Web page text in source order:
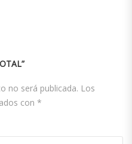
no será publicada. Los
con *